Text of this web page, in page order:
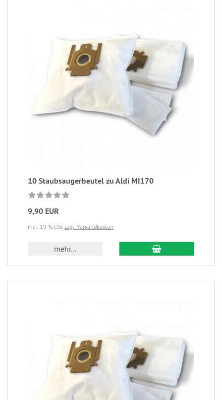
10 Staubsaugerbeutel zu Aldi MI170
9,90 EUR
incl. 19 % USt zzgl. Versandkosten
mehr...